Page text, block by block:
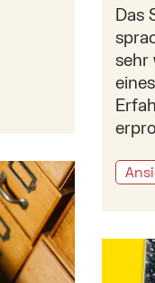
Das
sehr
Mehr